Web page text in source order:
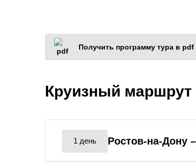
Получить программу тура в pdf
Круизный
1 день Ростов-на-Дону